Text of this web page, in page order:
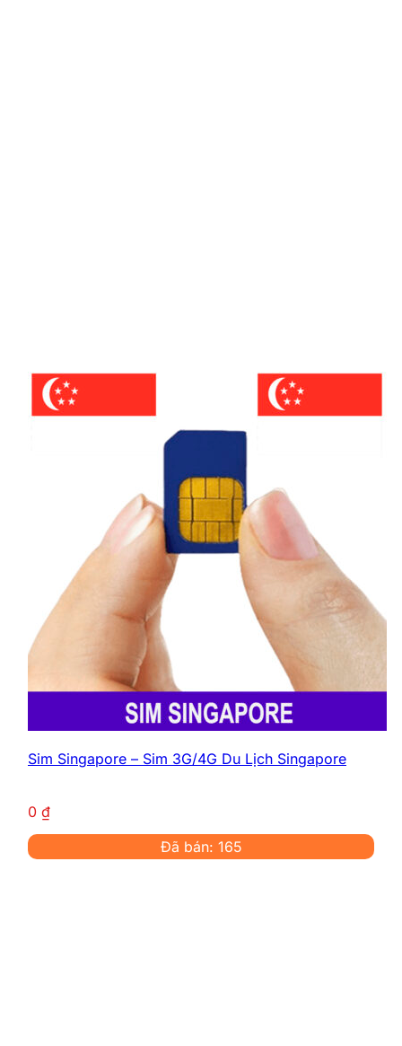
Sim Singapore – Sim 3G/4G Du Lịch Singapore
0 ₫
Đã bán: 165